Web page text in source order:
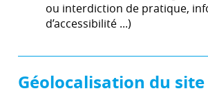
ou interdiction de pratique,
d’accessibilité ...)
Géolocalisation du site